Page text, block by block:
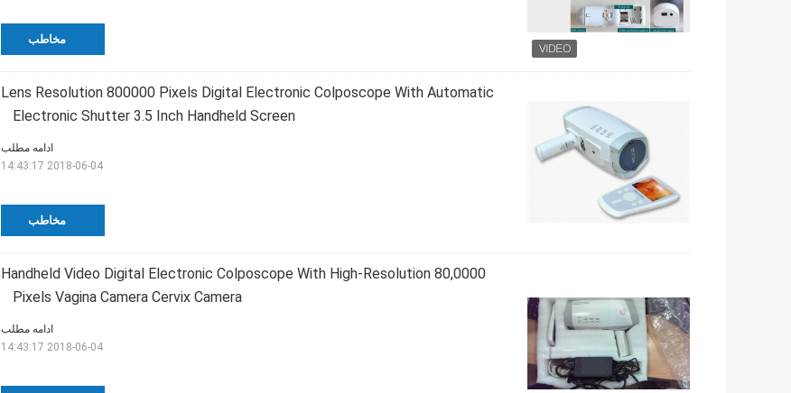
مخاطب
Lens Resolution 800000 Pixels Digital Electronic Colposcope With Automatic
Electronic Shutter 3.5 Inch Handheld Screen
مخاطب
ادامه مطلب
2018-06-04 14:43:17
Handheld Video Digital Electronic Colposcope With High-Resolution 80,0000
Pixels Vagina Camera Cervix Camera
ادامه مطلب
2018-06-04 14:43:17